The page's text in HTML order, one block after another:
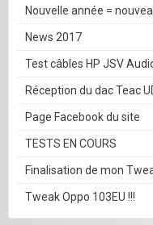
Nouvelle année =
News 2017
Test câbles HP JSV
Réception du dac Teac
Page Facebook du site
TESTS EN COURS
Finalisation de mon
Tweak Oppo 103EU !!!